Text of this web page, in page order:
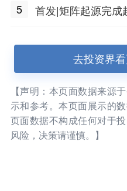
5
首发|矩阵起源完成
去投资界
【声明：本页面数据来源
示和参考。本页面展示的
页面数据不构成任何对于
风险，决策请谨慎。】